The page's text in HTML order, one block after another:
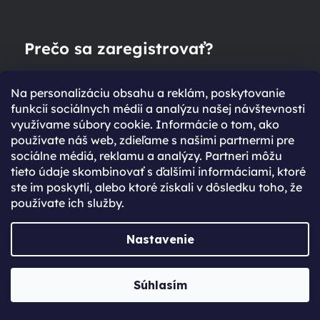
Na personalizáciu obsahu a reklám, poskytovanie
funkcií sociálnych médií a analýzu našej návštevnosti
využívame súbory cookie. Informácie o tom, ako
používate náš web, zdieľame s našimi partnermi pre
sociálne médiá, reklamu a analýzy. Partneri môžu
tieto údaje skombinovať s ďalšími informáciami, ktoré
ste im poskytli, alebo ktoré získali v dôsledku toho, že
používate ich služby.
Nastavenie
Súhlasím
Prečo sa zaregistrovať?
Prehľad o stave objednávky
Kompletná história objednávok
Špeciálne akcie, novinky a zľavy pre
registrovaných
Už máte vytvorený účet?
Prihláste sa
Prihlásiť sa